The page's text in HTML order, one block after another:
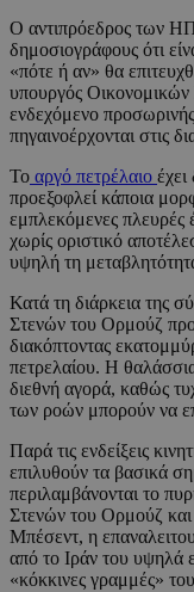
Ο αντιπρόεδρος των
δημοσιογράφους ότι
«πότε ή αν» θα
υπουργός Οικονομικών
ενδεχόμενο
πηγαινοέρχονται στις
Το αργό πετρέλαιο
προεξοφλεί κάποια
εμπλεκόμενες πλευρές
χωρίς οριστικό
υψηλή τη
Κατά τη διάρκεια της
Στενών του Ορμούζ
διακόπτοντας
πετρελαίου. Η
διεθνή αγορά, καθώς
των ροών μπορούν να
Παρά τις ενδείξεις
επιλυθούν τα βασικά
περιλαμβάνονται το
Στενών του Ορμούζ
Μπέσεντ, η
από το Ιράν του υψηλά
«κόκκινες γραμμές»